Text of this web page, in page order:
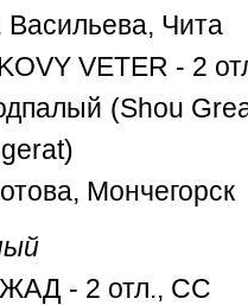
Васильева, Чита
VETER - 2
(Shou
Мончегорск
- 2 отл., СС